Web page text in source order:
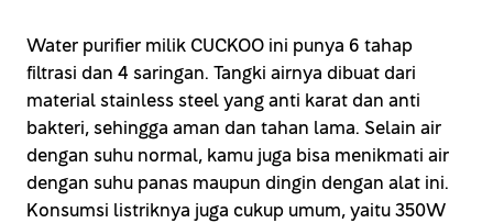
Water purifier milik CUCKOO ini punya 6 tahap
filtrasi dan 4 saringan. Tangki airnya dibuat dari
material stainless steel yang anti karat dan anti
bakteri, sehingga aman dan tahan lama. Selain air
dengan suhu normal, kamu juga bisa menikmati air
dengan suhu panas maupun dingin dengan alat ini.
Konsumsi listriknya juga cukup umum, yaitu 350W